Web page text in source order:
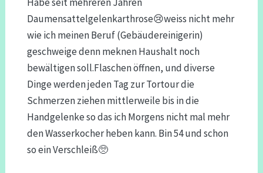
Daumensattelgelenkarthrose😢weiss nicht mehr
wie ich meinen Beruf (Gebäudereinigerin)
geschweige denn meknen Haushalt noch
bewältigen soll.Flaschen öffnen, und diverse
Dinge werden jeden Tag zur Tortour die
Schmerzen ziehen mittlerweile bis in die
Handgelenke so das ich Morgens nicht mal mehr
den Wasserkocher heben kann. Bin 54 und schon
so ein Verschleiß🥺